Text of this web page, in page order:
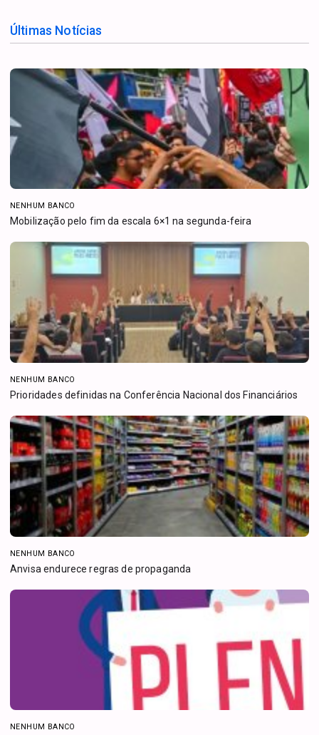
Últimas Notícias
NENHUM BANCO
Mobilização pelo fim da escala 6×1 na segunda-feira
NENHUM BANCO
Prioridades definidas na Conferência Nacional dos Financiários
NENHUM BANCO
Anvisa endurece regras de propaganda
NENHUM BANCO